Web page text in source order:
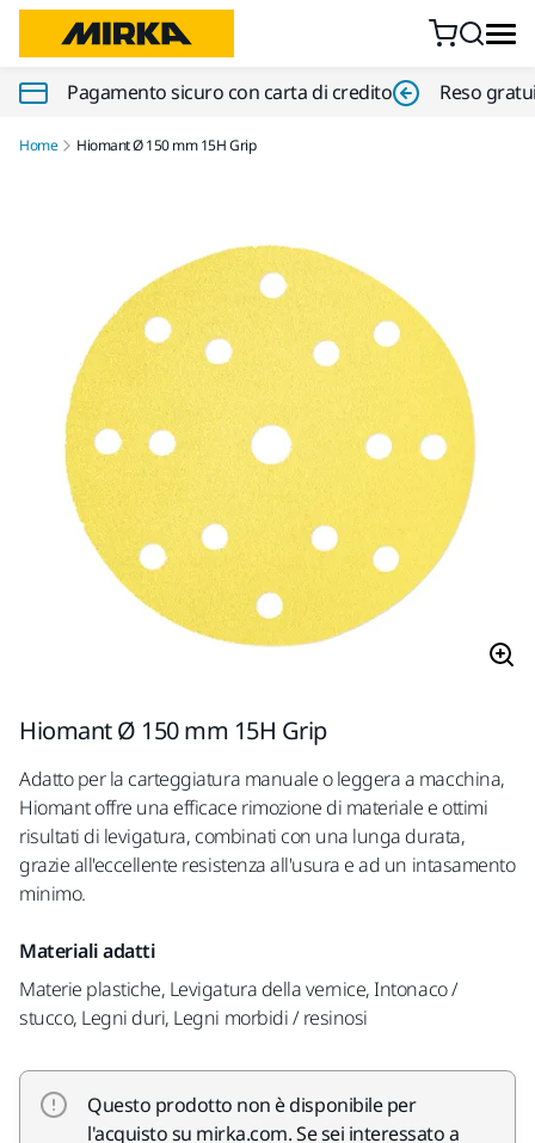
Pagamento sicuro con carta di credito Reso
Home Hiomant Ø 150 mm 15H Grip
Hiomant Ø 150 mm 15H Grip
Adatto per la carteggiatura manuale o leggera a macchina,
Hiomant offre una efficace rimozione di materiale e ottimi
risultati di levigatura, combinati con una lunga durata,
grazie all'eccellente resistenza all'usura e ad un intasamento
minimo.
Materiali adatti
Materie plastiche, Levigatura della vernice, Intonaco /
stucco, Legni duri, Legni morbidi / resinosi
Questo prodotto non è disponibile per
l'acquisto su mirka.com. Se sei interessato a